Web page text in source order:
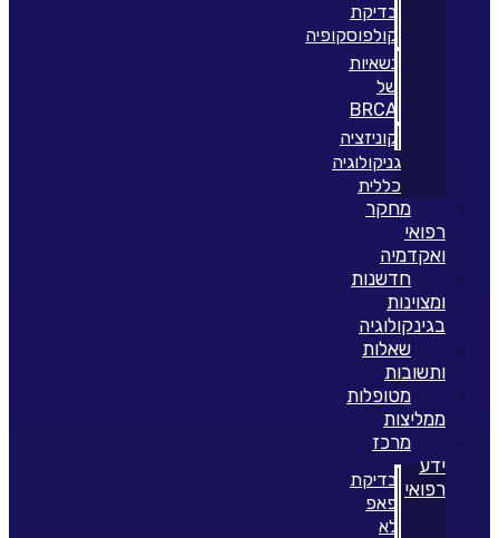
בדיקת
קולפוסקופיה
נשאיות
של
BRCA
קוניזציה
גניקולוגיה
כללית
מחקר
רפואי
ואקדמיה
חדשנות
ומצוינות
בגינקולוגיה
שאלות
ותשובות
מטופלות
ממליצות
מרכז
ידע
רפואי בדיקת
פאפ
לא